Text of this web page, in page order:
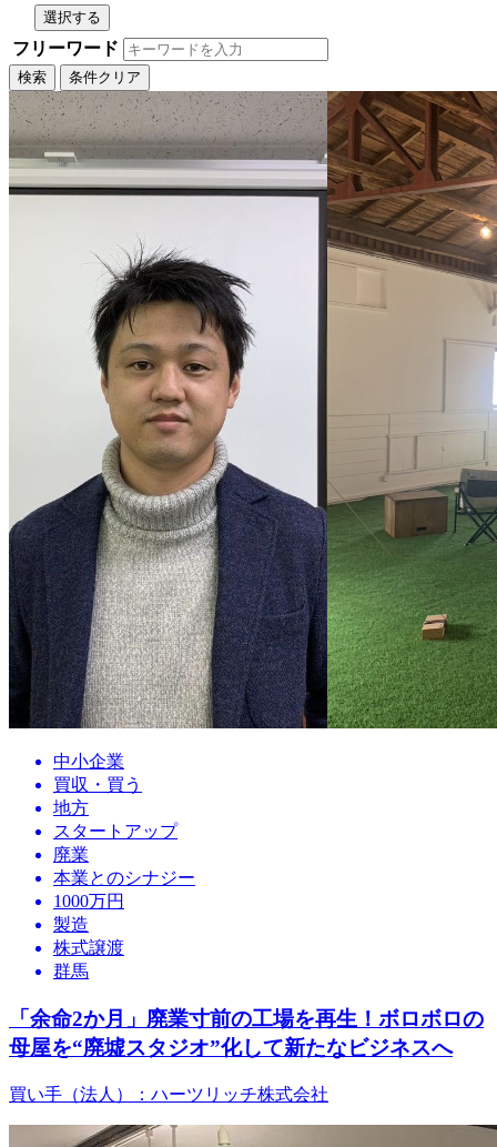
選択する
フリーワード
検索 条件クリア
中小企業
買収・買う
地方
スタートアップ
廃業
本業とのシナジー
1000万円
製造
株式譲渡
群馬
「余命2か月」廃業寸前の工場を再生！ボロボロの
母屋を“廃墟スタジオ”化して新たなビジネスへ
買い手（法人）：ハーツリッチ株式会社